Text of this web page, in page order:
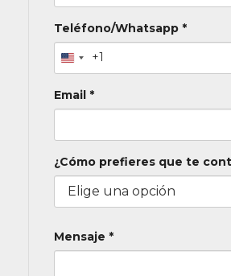
Teléfono/Whatsapp *
+1
Email *
¿Cómo prefieres que te
Mensaje *